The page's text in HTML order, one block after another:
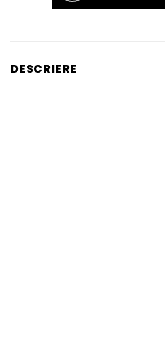
DESCRIERE